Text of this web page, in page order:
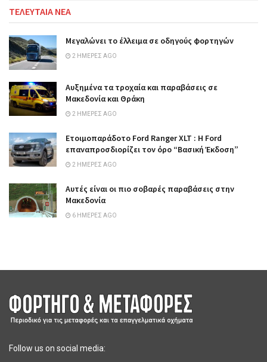
ΤΕΛΕΥΤΑΙΑ ΝΕΑ
Μεγαλώνει το έλλειμα σε οδηγούς φορτηγών
2 ΗΜΈΡΕΣ AGO
Αυξημένα τα τροχαία και παραβάσεις σε
Μακεδονία και Θράκη
2 ΗΜΈΡΕΣ AGO
Ετοιμοπαράδοτο Ford Ranger XLT : Η Ford
επαναπροσδιορίζει τον όρο “Βασική Έκδοση”
2 ΗΜΈΡΕΣ AGO
Αυτές είναι οι πιο σοβαρές παραβάσεις στην
Μακεδονία
6 ΗΜΈΡΕΣ AGO
Follow us on social media: